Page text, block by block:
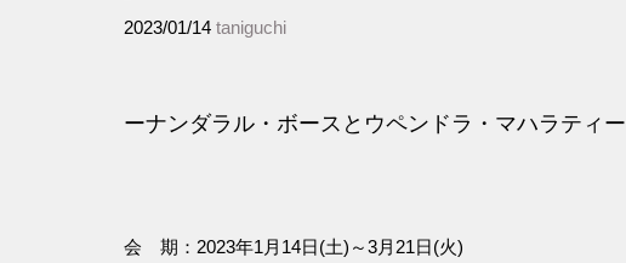
2023/01/14 taniguchi
ーナンダラル・ボースとウペンドラ・マハラティー
会 期：2023年1月14日(土)～3月21日(火)